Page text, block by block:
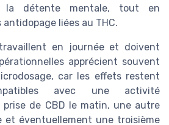
la détente mentale, tout en
liées au THC.
en journée et doivent
apprécient souvent
car les effets restent
avec une activité
prise de CBD le matin, une autre
et éventuellement une troisième